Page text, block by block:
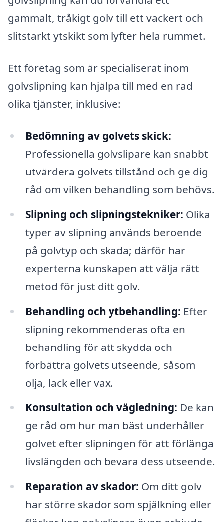
gammalt, tråkigt golv till ett vackert och
slitstarkt ytskikt som lyfter hela rummet.
Ett företag som är specialiserat inom
golvslipning kan hjälpa till med en rad
olika tjänster, inklusive:
Bedömning av golvets skick:
Professionella golvslipare kan snabbt
utvärdera golvets tillstånd och ge dig
råd om vilken behandling som behövs.
Slipning och slipningstekniker: Olika
typer av slipning används beroende
på golvtyp och skada; därför har
experterna kunskapen att välja rätt
metod för just ditt golv.
Behandling och ytbehandling: Efter
slipning rekommenderas ofta en
behandling för att skydda och
förbättra golvets utseende, såsom
olja, lack eller vax.
Konsultation och vägledning: De kan
ge råd om hur man bäst underhåller
golvet efter slipningen för att förlänga
livslängden och bevara dess utseende.
Reparation av skador: Om ditt golv
har större skador som spjälkning eller